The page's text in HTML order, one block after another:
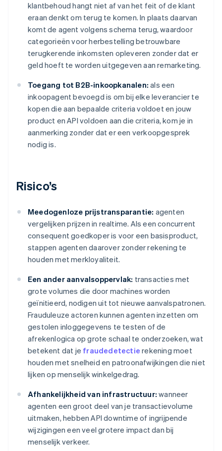
klantbehoud hangt niet af van het feit of de klant
eraan denkt om terug te komen. In plaats daarvan
komt de agent volgens schema terug, waardoor
categorieën voor herbestelling betrouwbare
terugkerende inkomsten opleveren zonder dat er
geld hoeft te worden uitgegeven aan remarketing.
Toegang tot B2B-inkoopkanalen: als een
inkoopagent bevoegd is om bij elke leverancier te
kopen die aan bepaalde criteria voldoet en jouw
product en API voldoen aan die criteria, kom je in
aanmerking zonder dat er een verkoopgesprek
nodig is.
Risico’s
Meedogenloze prijstransparantie: agenten
vergelijken prijzen in realtime. Als een concurrent
consequent goedkoper is voor een basisproduct,
stappen agenten daarover zonder rekening te
houden met merkloyaliteit.
Een ander aanvalsoppervlak: transacties met
grote volumes die door machines worden
geïnitieerd, nodigen uit tot nieuwe aanvalspatronen.
Frauduleuze actoren kunnen agenten inzetten om
gestolen inloggegevens te testen of de
afrekenlogica op grote schaal te onderzoeken, wat
betekent dat je fraudedetectie rekening moet
houden met snelheid en patroonafwijkingen die niet
lijken op menselijk winkelgedrag.
Afhankelijkheid van infrastructuur: wanneer
agenten een groot deel van je transactievolume
uitmaken, hebben API downtime of ingrijpende
wijzigingen een veel grotere impact dan bij
menselijk verkeer.